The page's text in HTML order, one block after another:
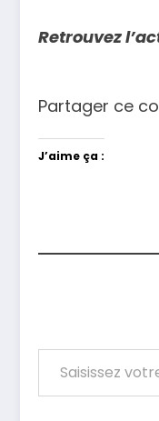
Retrouvez
Partager ce
J’aime ça :
Saisissez votre adresse e-mail…